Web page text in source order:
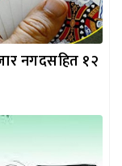
नगदसहित १२